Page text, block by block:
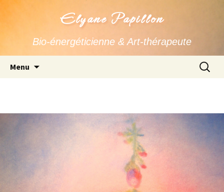
Elyane Papillon
Bio-énergéticienne & Art-thérapeute
Menu